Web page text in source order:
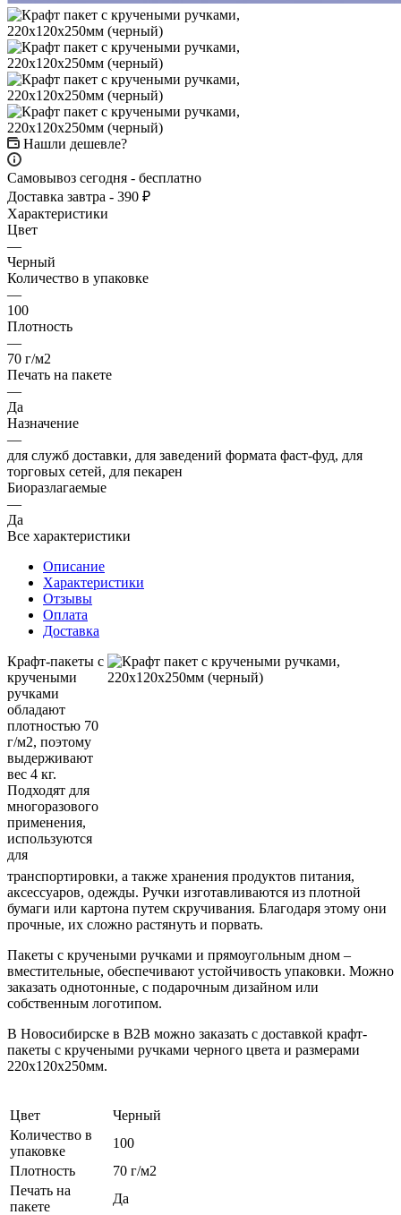
Нашли дешевле?
Самовывоз сегодня - бесплатно
Доставка завтра - 390 ₽
Характеристики
Цвет
—
Черный
Количество в упаковке
—
100
Плотность
—
70 г/м2
Печать на пакете
—
Да
Назначение
—
для служб доставки, для заведений формата фаст-фуд, для
торговых сетей, для пекарен
Биоразлагаемые
—
Да
Все характеристики
Описание
Характеристики
Отзывы
Оплата
Доставка
Крафт-пакеты с
кручеными
ручками
обладают
плотностью 70
г/м2, поэтому
выдерживают
вес 4 кг.
Подходят для
многоразового
применения,
используются
для
транспортировки, а также хранения продуктов питания,
аксессуаров, одежды. Ручки изготавливаются из плотной
бумаги или картона путем скручивания. Благодаря этому они
прочные, их сложно растянуть и порвать.
Пакеты с кручеными ручками и прямоугольным дном –
вместительные, обеспечивают устойчивость упаковки. Можно
заказать однотонные, с подарочным дизайном или
собственным логотипом.
В Новосибирске в B2B можно заказать с доставкой крафт-
пакеты с кручеными ручками черного цвета и размерами
220x120x250мм.
Цвет
Черный
Количество в
упаковке
100
Плотность
70 г/м2
Печать на
пакете
Да